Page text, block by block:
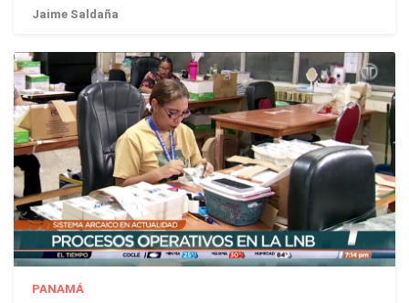
Jaime Saldaña
PANAMÁ